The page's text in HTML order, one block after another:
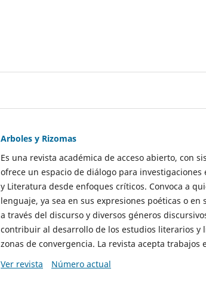
Arboles y Rizomas
Es una revista académica de acceso abierto, con
ofrece un espacio de diálogo para
y Literatura desde enfoques críticos. Convoca a
lenguaje, ya sea en sus expresiones poéticas o
a través del discurso y diversos géneros
contribuir al desarrollo de los estudios literarios y
zonas de convergencia. La revista acepta
Ver revista
Número actual